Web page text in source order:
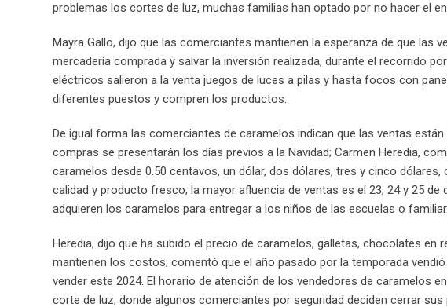
problemas los cortes de luz, muchas familias han optado por no hacer el
Mayra Gallo, dijo que las comerciantes mantienen la esperanza de que las
mercadería comprada y salvar la inversión realizada, durante el recorrido
eléctricos salieron a la venta juegos de luces a pilas y hasta focos con
diferentes puestos y compren los productos.
De igual forma las comerciantes de caramelos indican que las ventas
compras se presentarán los días previos a la Navidad; Carmen Heredia,
caramelos desde 0.50 centavos, un dólar, dos dólares, tres y cinco
calidad y producto fresco; la mayor afluencia de ventas es el 23, 24 y 25
adquieren los caramelos para entregar a los niños de las escuelas o
Heredia, dijo que ha subido el precio de caramelos, galletas, chocolates en
mantienen los costos; comentó que el año pasado por la temporada
vender este 2024. El horario de atención de los vendedores de caramelos
corte de luz, donde algunos comerciantes por seguridad deciden cerrar